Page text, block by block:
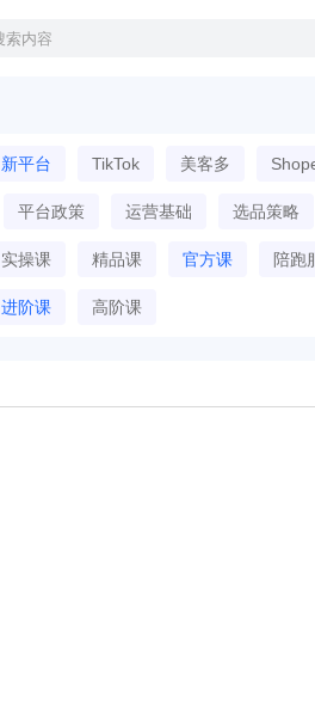
新平台 TikTok 美客多
平台政策 运营基础 选品策略
实操课 精品课 官方课 陪跑
进阶课 高阶课